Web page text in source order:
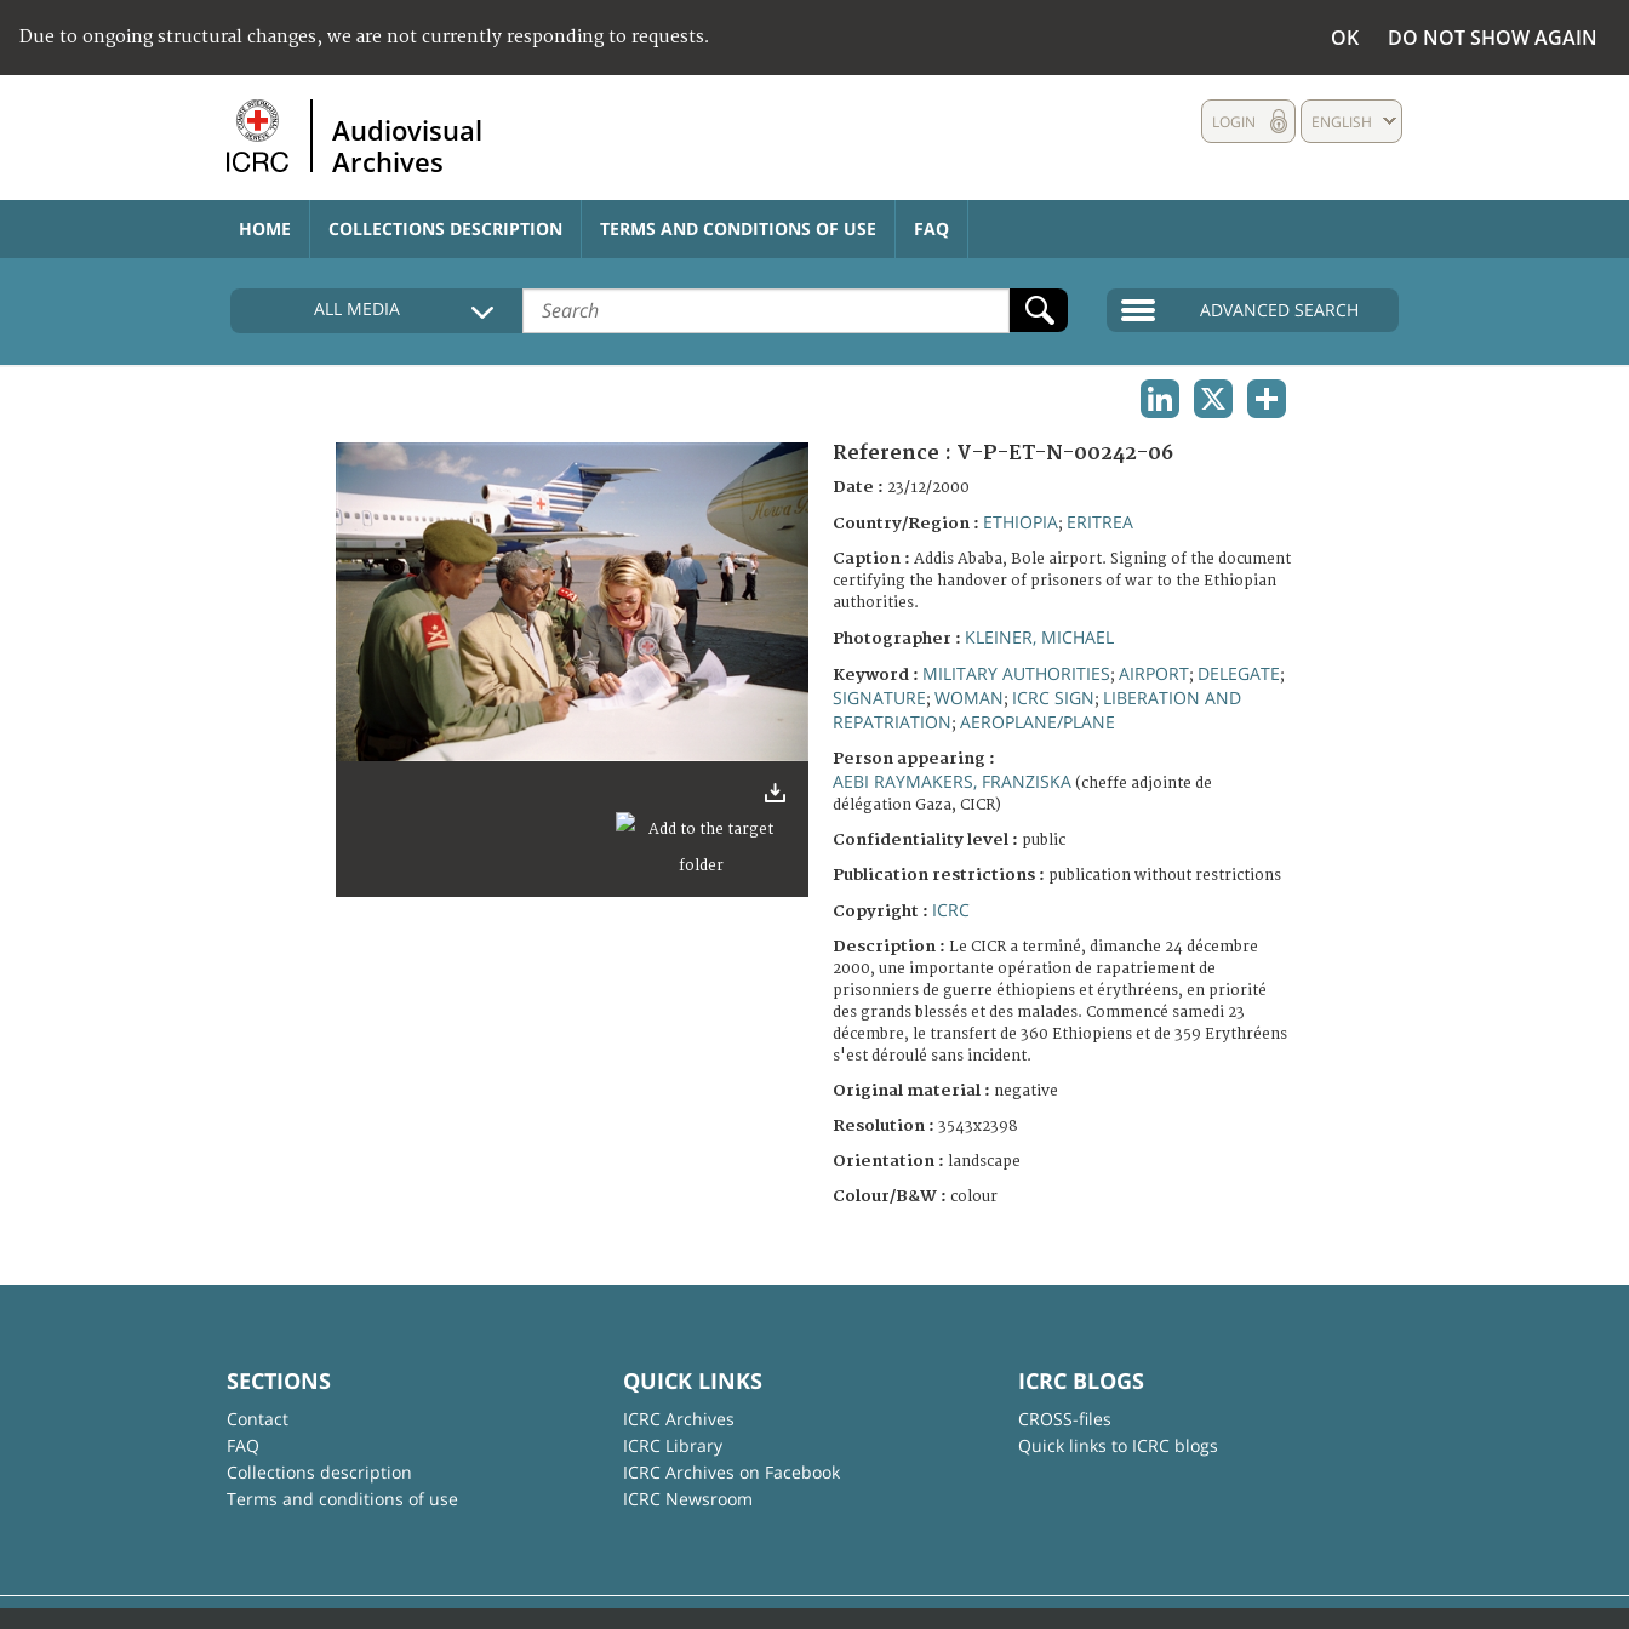
Due to ongoing structural changes, we are not currently responding to requests. OK DO NOT SHOW AGAIN
Audiovisual
Archives
ENGLISH
LOGIN
HOME COLLECTIONS DESCRIPTION TERMS AND CONDITIONS OF USE FAQ
ALL MEDIA ADVANCED SEARCH
Reference : V-P-ET-N-00242-06
Date : 23/12/2000
Country/Region : ETHIOPIA; ERITREA
Caption : Addis Ababa, Bole airport. Signing of the document
certifying the handover of prisoners of war to the Ethiopian
authorities.
Photographer : KLEINER, MICHAEL
Keyword : MILITARY AUTHORITIES; AIRPORT; DELEGATE;
SIGNATURE; WOMAN; ICRC SIGN; LIBERATION AND
REPATRIATION; AEROPLANE/PLANE
Person appearing :
AEBI RAYMAKERS, FRANZISKA (cheffe adjointe de
délégation Gaza, CICR)
Confidentiality level : public
Publication restrictions : publication without restrictions
Copyright : ICRC
Description : Le CICR a terminé, dimanche 24 décembre
2000, une importante opération de rapatriement de
prisonniers de guerre éthiopiens et érythréens, en priorité
des grands blessés et des malades. Commencé samedi 23
décembre, le transfert de 360 Ethiopiens et de 359 Erythréens
s'est déroulé sans incident.
Original material : negative
Resolution : 3543x2398
Orientation : landscape
Colour/B&W : colour
SECTIONS
Contact
FAQ
Collections description
Terms and conditions of use
QUICK LINKS
ICRC Archives
ICRC Library
ICRC Archives on Facebook
ICRC Newsroom
ICRC BLOGS
CROSS-files
Quick links to ICRC blogs